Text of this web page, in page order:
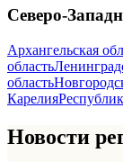
Северо-
Архангельская
область
область
Карелия
Новости